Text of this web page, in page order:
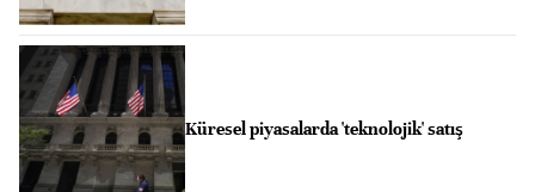
Küresel piyasalarda 'teknolojik' satış